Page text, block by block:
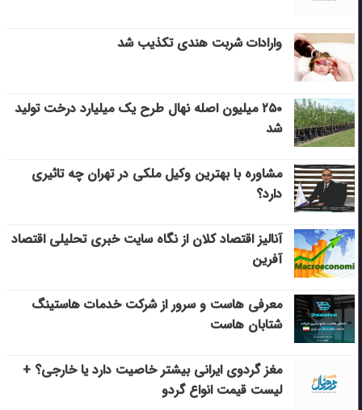
وارادات شربت هندی تکذیب شد
۲۵۰ میلیون اصله نهال طرح یک میلیارد درخت تولید
شد
مشاوره با بهترین وکیل ملکی در تهران چه تاثیری
دارد؟
آنالیز اقتصاد کلان از نگاه سایت خبری تحلیلی اقتصاد
آفرین
معرفی هاست و سرور از شرکت خدمات هاستینگ
شتابان هاست
مغز گردوی ایرانی بیشتر خاصیت دارد یا خارجی؟ +
لیست قیمت انواع گردو